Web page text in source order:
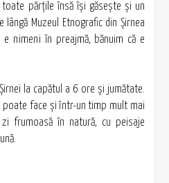
părţile însă îşi găseşte şi un
Muzeul Etnografic din Șirnea
nimeni în preajmă, bănuim că e
la capătul a 6 ore şi jumătate.
poate face şi într-un timp mult mai
frumoasă în natură, cu peisaje